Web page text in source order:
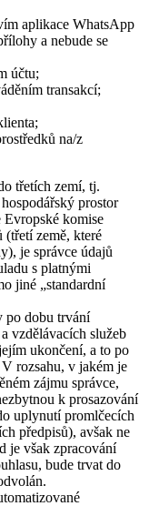
aplikace WhatsApp
a nebude se
účtu;
transakcí;
na/z
třetích zemí, tj.
prostor
Evropské komise
(třetí země, které
je správce údajů
s platnými
jiné „standardní
po dobu trvání
vzdělávacích služeb
ukončení, a to po
rozsahu, v jakém je
zájmu správce,
k prosazování
uplynutí promlčecích
předpisů), avšak ne
je však zpracování
bude trvat do